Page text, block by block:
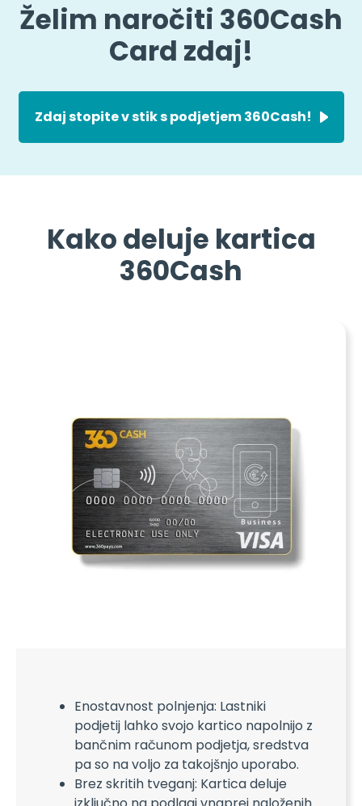
Želim naročiti 360Cash
Card zdaj!
Zdaj stopite v stik s podjetjem 360Cash!
Kako deluje kartica
360Cash
Enostavnost polnjenja: Lastniki
podjetij lahko svojo kartico napolnijo z
bančnim računom podjetja, sredstva
pa so na voljo za takojšnjo uporabo.
Brez skritih tveganj: Kartica deluje